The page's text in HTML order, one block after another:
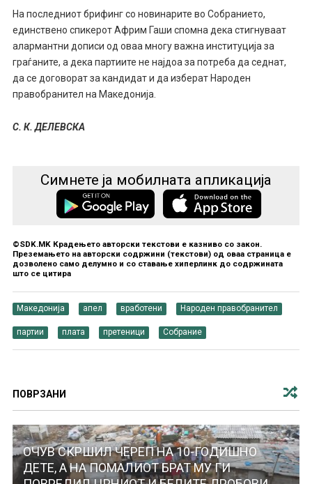
На последниот брифинг со новинарите во Собранието,
единствено спикерот Африм Гаши спомна дека стигнуваат
алармантни дописи од оваа многу важна институција за
граѓаните, а дека партиите не најдоа за потреба да седнат,
да се договорат за кандидат и да изберат Народен
правобранител на Македонија.
С. К. ДЕЛЕВСКА
Симнете ја мобилната апликација
©SDK.MK Крадењето авторски текстови е казниво со закон.
Преземањето на авторски содржини (текстови) од оваа страница е
дозволено само делумно и со ставање хиперлинк до содржината
што се цитира
Македонија апел вработени Народен правобранител
партии плата претеници Собрание
ПОВРЗАНИ
ОЧУВ СКРШИЛ ЧЕРЕП НА 10-ГОДИШНО
ДЕТЕ, А НА ПОМАЛИОТ БРАТ МУ ГИ